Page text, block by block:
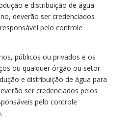
e distribuição de água
deverão ser credenciados
pelo controle
públicos ou privados e os
ou qualquer órgão ou setor
e distribuição de água para
ser credenciados pelos
pelo controle